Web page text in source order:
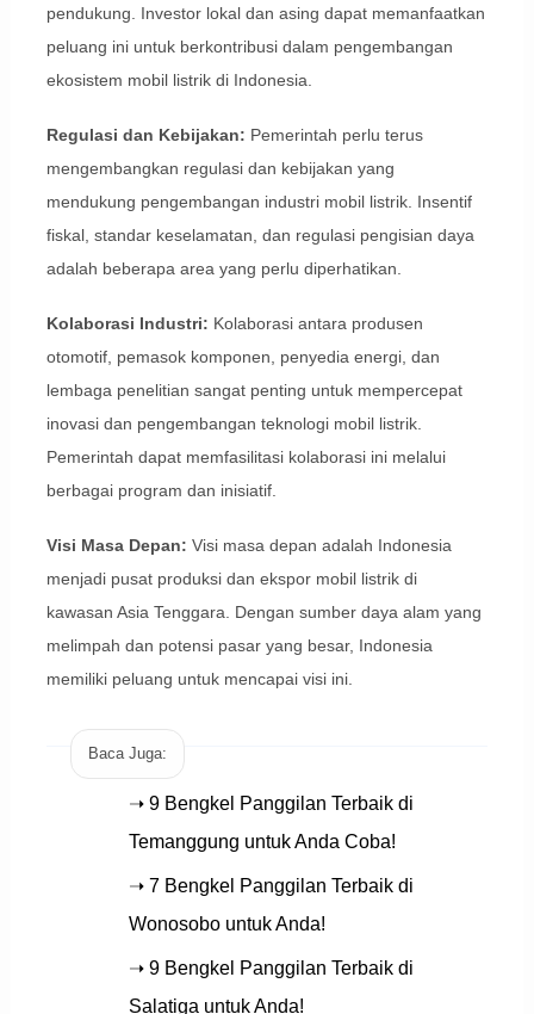
pendukung. Investor lokal dan asing dapat memanfaatkan
peluang ini untuk berkontribusi dalam pengembangan
ekosistem mobil listrik di Indonesia.
Regulasi dan Kebijakan: Pemerintah perlu terus
mengembangkan regulasi dan kebijakan yang
mendukung pengembangan industri mobil listrik. Insentif
fiskal, standar keselamatan, dan regulasi pengisian daya
adalah beberapa area yang perlu diperhatikan.
Kolaborasi Industri: Kolaborasi antara produsen
otomotif, pemasok komponen, penyedia energi, dan
lembaga penelitian sangat penting untuk mempercepat
inovasi dan pengembangan teknologi mobil listrik.
Pemerintah dapat memfasilitasi kolaborasi ini melalui
berbagai program dan inisiatif.
Visi Masa Depan: Visi masa depan adalah Indonesia
menjadi pusat produksi dan ekspor mobil listrik di
kawasan Asia Tenggara. Dengan sumber daya alam yang
melimpah dan potensi pasar yang besar, Indonesia
memiliki peluang untuk mencapai visi ini.
Baca Juga:
➝ 9 Bengkel Panggilan Terbaik di
Temanggung untuk Anda Coba!
➝ 7 Bengkel Panggilan Terbaik di
Wonosobo untuk Anda!
➝ 9 Bengkel Panggilan Terbaik di
Salatiga untuk Anda!